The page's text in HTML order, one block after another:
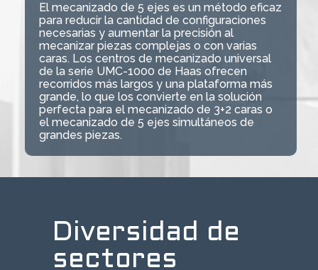
El mecanizado de 5 ejes es un método eficaz
para reducir la cantidad de configuraciones
necesarias y aumentar la precisión al
mecanizar piezas complejas o con varias
caras. Los centros de mecanizado universal
de la serie UMC-1000 de Haas ofrecen
recorridos más largos y una plataforma más
grande, lo que los convierte en la solución
perfecta para el mecanizado de 3+2 caras o
el mecanizado de 5 ejes simultáneos de
grandes piezas.
Diversidad de
sectores